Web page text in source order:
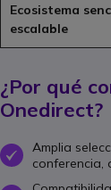
Ecosistema
escalable
¿Por qué
Onedirect?
OKAmplia
conferencia,